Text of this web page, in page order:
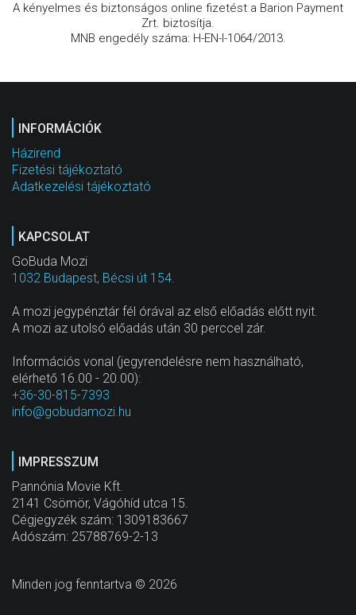
A kényelmes és biztonságos online fizetést a Barion Payment
Zrt. biztosítja.
MNB engedély száma: H-EN-I-1064/2013.
INFORMÁCIÓK
Házirend
Fizetési tájékoztató
Adatkezelési tájékoztató
KAPCSOLAT
GoBuda Mozi
1032 Budapest, Bécsi út 154.
A mozi jegypénztár fél órával az első előadás előtt nyit.
A mozi az utolsó előadás után 30 perccel zár.
Információs vonal (jegyrendelésre nem használható,
elérhető 16.00 - 20.00):
+36-30-815-7393
info@gobudamozi.hu
IMPRESSZUM
Pannónia Movie Kft.
2141 Csömör, Vágóhíd utca 15.
Cégjegyzék szám: 1309183667
Adószám: 25788769-2-13
Minden jog fenntartva © 2026